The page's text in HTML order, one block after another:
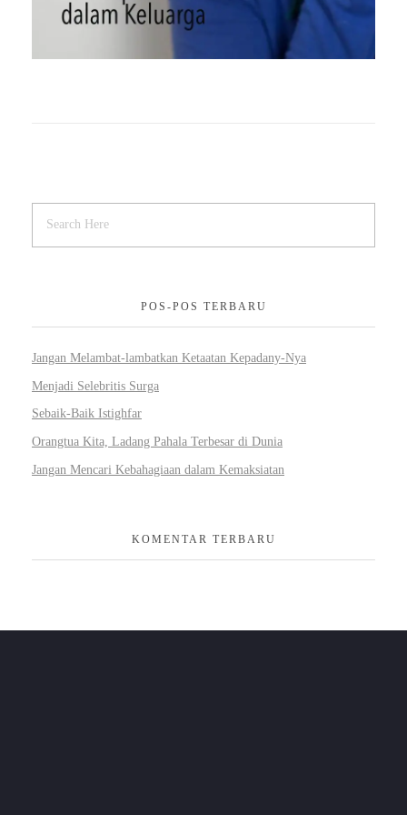
POS-POS TERBARU
Jangan Melambat-lambatkan Ketaatan Kepadany-Nya
Menjadi Selebritis Surga
Sebaik-Baik Istighfar
Orangtua Kita, Ladang Pahala Terbesar di Dunia
Jangan Mencari Kebahagiaan dalam Kemaksiatan
KOMENTAR TERBARU